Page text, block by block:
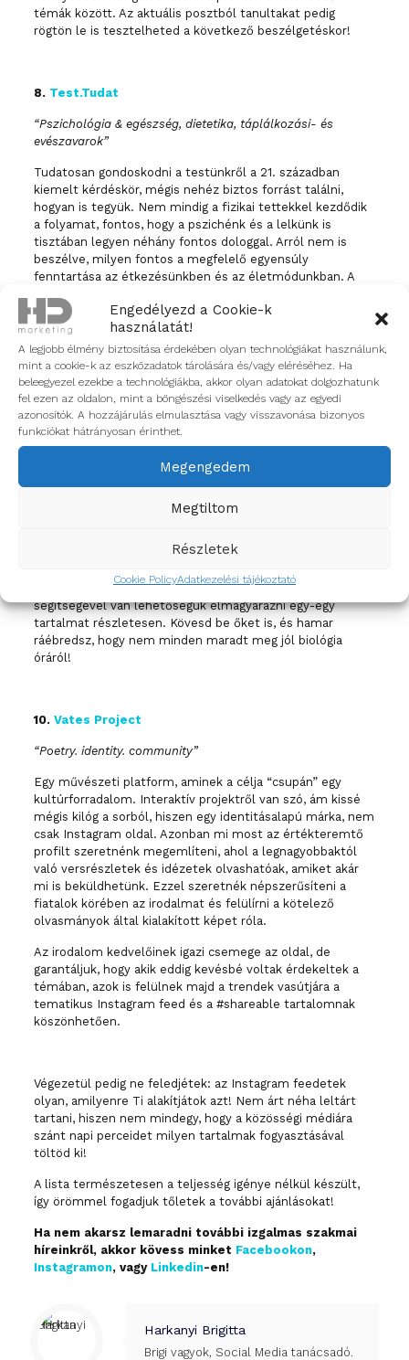
Engedélyezd a Cookie-k
használatát!
A legjobb élmény biztosítása érdekében olyan technológiákat használunk,
mint a cookie-k az eszközadatok tárolására és/vagy eléréséhez. Ha
beleegyezel ezekbe a technológiákba, akkor olyan adatokat dolgozhatunk
fel ezen az oldalon, mint a böngészési viselkedés vagy az egyedi
azonosítók. A hozzájárulás elmulasztása vagy visszavonása bizonyos
funkciókat hátrányosan érinthet.
Megengedem
Megtiltom
Részletek
Cookie PolicyAdatkezelési tájékoztató
témák között. Az aktuális posztból tanultakat pedig
rögtön le is tesztelheted a következő beszélgetéskor!
8. Test.Tudat
“Pszichológia & egészség, dietetika, táplálkozási- és
evészavarok”
Tudatosan gondoskodni a testünkről a 21. században
kiemelt kérdéskör, mégis nehéz biztos forrást találni,
hogyan is tegyük. Nem mindig a fizikai tettekkel kezdődik
a folyamat, fontos, hogy a pszichénk és a lelkünk is
tisztában legyen néhány fontos dologgal. Arról nem is
beszélve, milyen fontos a megfelelő egyensúly
fenntartása az étkezésünkben és az életmódunkban. A
befogadható grafikák segítségével.
9. Budapest Medical Students
“Budapesti Orvostanhallgatók Egyesülete”
A Semmelweis Egyetem hallgatói által fenntartott
legaktuálisabb egészségügyi kérdésekre ad választ
posztjaival.. Megbízható információkat kaphatunk
kérdéseinkre akár a Covid19 témájában, de a méhnyakrák
érdekes ténnyel találkozhatunk.
megjelenése is is ehhez illeszkedik, a carousel posztok
segítségével van lehetőségük elmagyarázni egy-egy
tartalmat részletesen. Kövesd be őket is, és hamar
ráébredsz, hogy nem minden maradt meg jól biológia
óráról!
10. Vates Project
“Poetry. identity. community”
Egy művészeti platform, aminek a célja “csupán” egy
kultúrforradalom. Interaktív projektről van szó, ám kissé
mégis kilóg a sorból, hiszen egy identitásalapú márka, nem
csak Instagram oldal. Azonban mi most az értékteremtő
profilt szeretnénk megemlíteni, ahol a legnagyobbaktól
való versrészletek és idézetek olvashatóak, amiket akár
mi is beküldhetünk. Ezzel szeretnék népszerűsíteni a
fiatalok körében az irodalmat és felülírni a kötelező
olvasmányok által kialakított képet róla.
Az irodalom kedvelőinek igazi csemege az oldal, de
garantáljuk, hogy akik eddig kevésbé voltak érdekeltek a
témában, azok is felülnek majd a trendek vasútjára a
tematikus Instagram feed és a #shareable tartalomnak
köszönhetően.
Végezetül pedig ne feledjétek: az Instagram feedetek
olyan, amilyenre Ti alakítjátok azt! Nem árt néha leltárt
tartani, hiszen nem mindegy, hogy a közösségi médiára
szánt napi perceidet milyen tartalmak fogyasztásával
töltöd ki!
A lista természetesen a teljesség igénye nélkül készült,
így örömmel fogadjuk tőletek a további ajánlásokat!
Ha nem akarsz lemaradni további izgalmas szakmai
híreinkről, akkor kövess minket Facebookon,
Instagramon, vagy Linkedin-en!
Harkanyi Brigitta
Brigi vagyok, Social Media tanácsadó.